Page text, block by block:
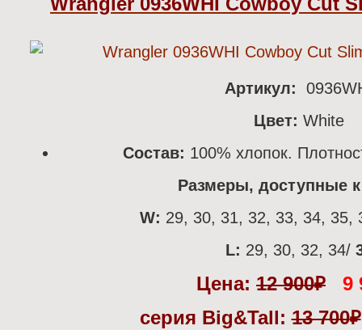
Артикул:
Цвет: White
Состав: 100% хлопок.
Размеры, доступные к
W: 29, 30, 31, 32, 33, 34, 35,
L: 29, 30, 32, 34/
Цена: 12 900₽
9
серия Big&Tall:13 700₽